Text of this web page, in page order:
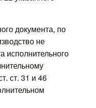
документа, по
не
исполнительного
ст. 31 и 46